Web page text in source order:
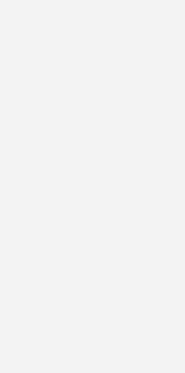
Normvorgaben und
der SBZ-Fokus
PLUS-Abos
der abonnierten Zeitschrift